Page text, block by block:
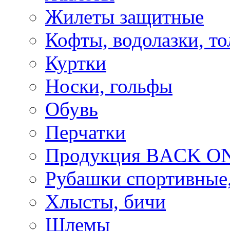
Жилеты защитные
Кофты, водолазки,
Куртки
Носки, гольфы
Обувь
Перчатки
Продукция BACK
Рубашки
Хлысты, бичи
Шлемы